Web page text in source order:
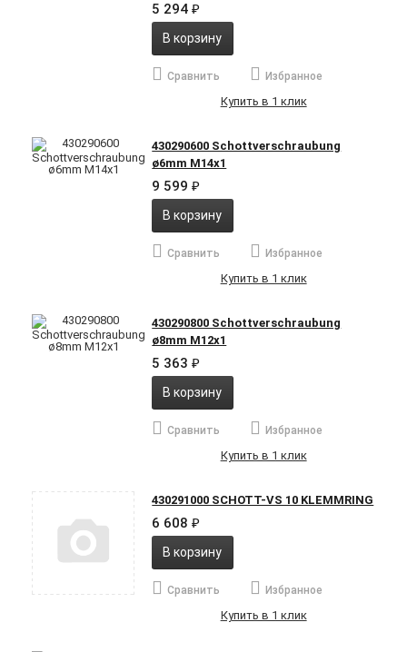
5 294₽
В корзину
Сравнить Избранное
Купить в 1 клик
430290600 Schottverschraubung
ø6mm M14x1
9 599₽
В корзину
Сравнить Избранное
Купить в 1 клик
430290800 Schottverschraubung
ø8mm M12x1
5 363₽
В корзину
Сравнить Избранное
Купить в 1 клик
430291000 SCHOTT-VS 10 KLEMMRING
6 608₽
В корзину
Сравнить Избранное
Купить в 1 клик